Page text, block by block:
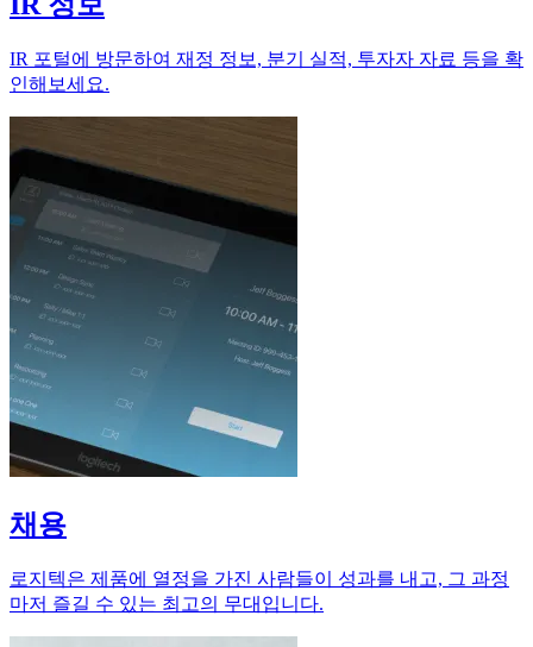
IR 포털에 방문하여 재정 정보, 분기 실적, 투자자 자료 등을 확
인해보세요.
채용
로지텍은 제품에 열정을 가진 사람들이 성과를 내고, 그 과정
마저 즐길 수 있는 최고의 무대입니다.